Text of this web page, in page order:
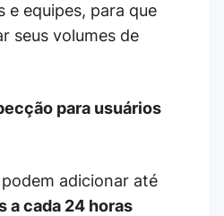
e equipes, para que
seus volumes de
para usuários
adicionar até
a cada 24 horas